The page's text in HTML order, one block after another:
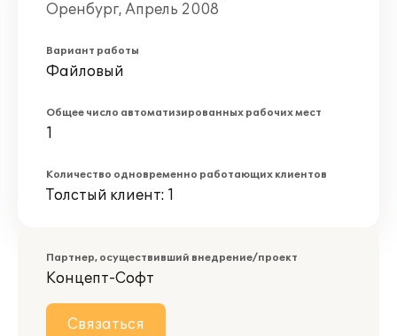
Оренбург, Апрель 2008
Вариант работы
Файловый
Общее число автоматизированных рабочих мест
1
Количество одновременно работающих клиентов
Толстый клиент: 1
Партнер, осуществивший внедрение/проект
Концепт-Софт
Связаться